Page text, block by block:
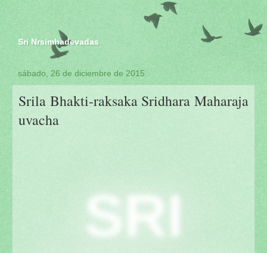
Sri Nrsimhadevadas
sábado, 26 de diciembre de 2015
Srila Bhakti-raksaka Sridhara Maharaja
uvacha
SRI